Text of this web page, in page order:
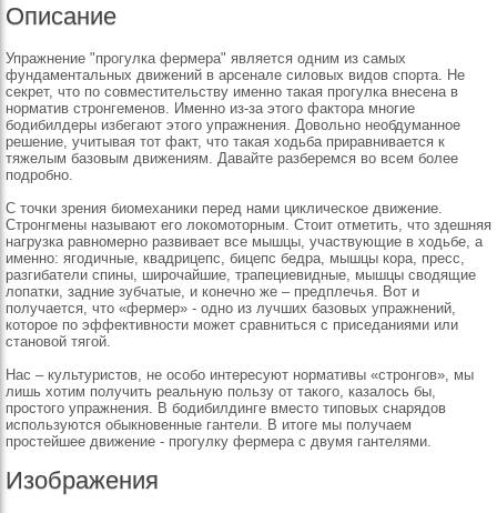
Описание
Упражнение "прогулка фермера" является одним из самых
фундаментальных движений в арсенале силовых видов спорта. Не
секрет, что по совместительству именно такая прогулка внесена в
норматив стронгеменов. Именно из-за этого фактора многие
бодибилдеры избегают этого упражнения. Довольно необдуманное
решение, учитывая тот факт, что такая ходьба приравнивается к
тяжелым базовым движениям. Давайте разберемся во всем более
подробно.
С точки зрения биомеханики перед нами циклическое движение.
Стронгмены называют его локомоторным. Стоит отметить, что здешняя
нагрузка равномерно развивает все мышцы, участвующие в ходьбе, а
именно: ягодичные, квадрицепс, бицепс бедра, мышцы кора, пресс,
разгибатели спины, широчайшие, трапециевидные, мышцы сводящие
лопатки, задние зубчатые, и конечно же – предплечья. Вот и
получается, что «фермер» - одно из лучших базовых упражнений,
которое по эффективности может сравниться с приседаниями или
становой тягой.
Нас – культуристов, не особо интересуют нормативы «стронгов», мы
лишь хотим получить реальную пользу от такого, казалось бы,
простого упражнения. В бодибилдинге вместо типовых снарядов
используются обыкновенные гантели. В итоге мы получаем
простейшее движение - прогулку фермера с двумя гантелями.
Изображения